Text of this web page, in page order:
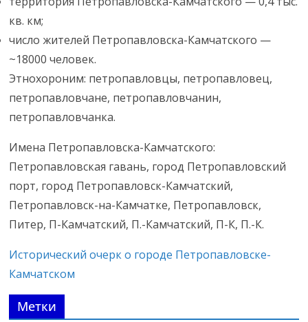
кв. км;
число жителей Петропавловска-Камчатского —
~18000 человек.
Этнохороним: петропавловцы, петропавловец,
петропавловчане, петропавловчанин,
петропавловчанка.
Имена Петропавловска-Камчатского:
Петропавловская гавань, город Петропавловский
порт, город Петропавловск-Камчатский,
Петропавловск-на-Камчатке, Петропавловск,
Питер, П-Камчатский, П.-Камчатский, П-К, П.-К.
Исторический очерк о городе Петропавловске-
Камчатском
Метки